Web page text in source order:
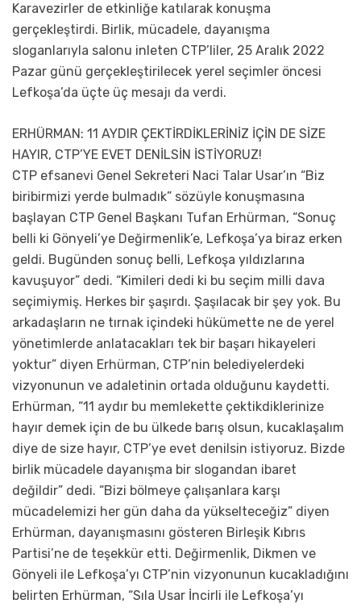
Karavezirler de etkinliğe katılarak konuşma
gerçekleştirdi. Birlik, mücadele, dayanışma
sloganlarıyla salonu inleten CTP’liler, 25 Aralık 2022
Pazar günü gerçekleştirilecek yerel seçimler öncesi
Lefkoşa’da üçte üç mesajı da verdi.
ERHÜRMAN: 11 AYDIR ÇEKTİRDİKLERİNİZ İÇİN DE SİZE
HAYIR, CTP’YE EVET DENİLSİN İSTİYORUZ!
CTP efsanevi Genel Sekreteri Naci Talar Usar’ın “Biz
biribirmizi yerde bulmadık” sözüyle konuşmasına
başlayan CTP Genel Başkanı Tufan Erhürman, “Sonuç
belli ki Gönyeli’ye Değirmenlik’e, Lefkoşa’ya biraz erken
geldi. Bugünden sonuç belli, Lefkoşa yıldızlarına
kavuşuyor” dedi. “Kimileri dedi ki bu seçim milli dava
seçimiymiş. Herkes bir şaşırdı. Şaşılacak bir şey yok. Bu
arkadaşların ne tırnak içindeki hükümette ne de yerel
yönetimlerde anlatacakları tek bir başarı hikayeleri
yoktur” diyen Erhürman, CTP’nin belediyelerdeki
vizyonunun ve adaletinin ortada olduğunu kaydetti.
Erhürman, “11 aydır bu memlekette çektikdiklerinize
hayır demek için de bu ülkede barış olsun, kucaklaşalım
diye de size hayır, CTP’ye evet denilsin istiyoruz. Bizde
birlik mücadele dayanışma bir slogandan ibaret
değildir” dedi. “Bizi bölmeye çalışanlara karşı
mücadelemizi her gün daha da yükselteceğiz” diyen
Erhürman, dayanışmasını gösteren Birleşik Kıbrıs
Partisi’ne de teşekkür etti. Değirmenlik, Dikmen ve
Gönyeli ile Lefkoşa’yı CTP’nin vizyonunun kucakladığını
belirten Erhürman, “Sıla Usar İncirli ile Lefkoşa’yı